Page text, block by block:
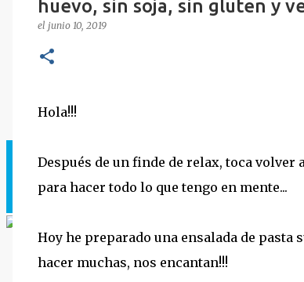
huevo, sin soja, sin gluten y
el junio 10, 2019
Hola!!!
Después de un finde de relax, toca
para hacer todo lo que tengo en mente...
Hoy he preparado una ensalada de pasta
hacer muchas, nos encantan!!!